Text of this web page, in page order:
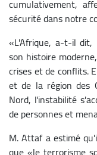
cumulativement,
sécurité dans notre
«L'Afrique, a-t-il dit,
son histoire
crises et de conflits.
et de la région des
Nord, l'instabilité
de personnes et
M. Attaf a estimé